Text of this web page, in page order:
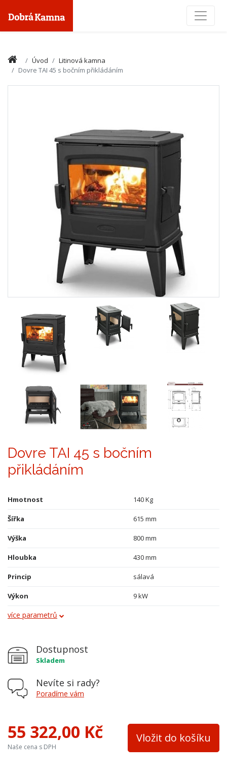
Úvod
Litinová kamna
Dovre TAI 45 s bočním přikládáním
Dovre TAI 45 s bočním
přikládáním
Hmotnost 140 Kg
Šířka 615 mm
Výška 800 mm
Hloubka 430 mm
Princip sálavá
Výkon 9 kW
Průměr kouřovodu
Palivo
Výška osy zadního kouřovodu
více parametrů
Dostupnost
Skladem
Nevíte si rady?
Poradíme vám
55 322,00 Kč
Naše cena s DPH
Vložit do košíku